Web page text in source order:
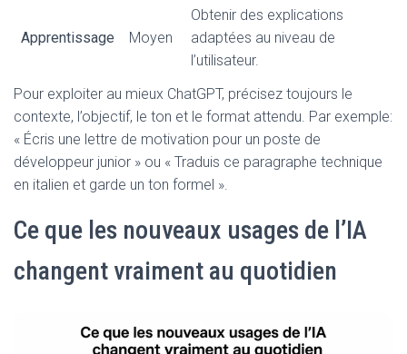
Apprentissage Moyen
Obtenir des explications
adaptées au niveau de
l’utilisateur.
Pour exploiter au mieux ChatGPT, précisez toujours le
contexte, l’objectif, le ton et le format attendu. Par exemple:
« Écris une lettre de motivation pour un poste de
développeur junior » ou « Traduis ce paragraphe technique
en italien et garde un ton formel ».
Ce que les nouveaux usages de l’IA
changent vraiment au quotidien